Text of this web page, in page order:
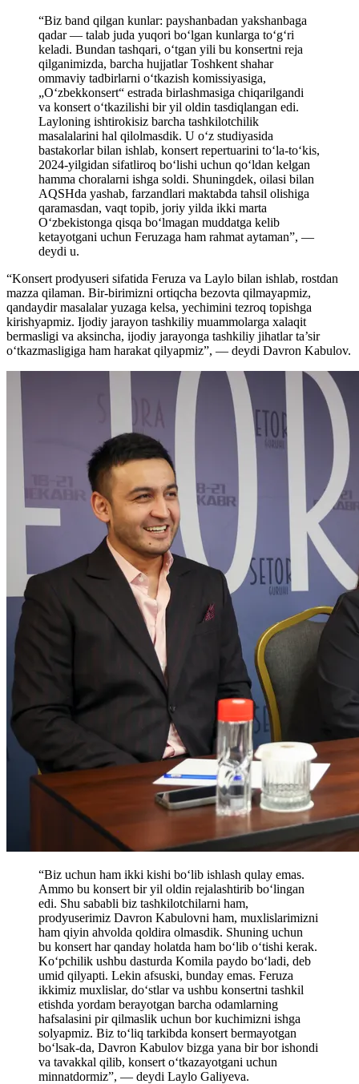
“Biz band qilgan kunlar: payshanbadan yakshanbaga
qadar — talab juda yuqori bo‘lgan kunlarga to‘g‘ri
keladi. Bundan tashqari, o‘tgan yili bu konsertni reja
qilganimizda, barcha hujjatlar Toshkent shahar
ommaviy tadbirlarni o‘tkazish komissiyasiga,
„O‘zbekkonsert“ estrada birlashmasiga chiqarilgandi
va konsert o‘tkazilishi bir yil oldin tasdiqlangan edi.
Layloning ishtirokisiz barcha tashkilotchilik
masalalarini hal qilolmasdik. U o‘z studiyasida
bastakorlar bilan ishlab, konsert repertuarini to‘la-to‘kis,
2024-yilgidan sifatliroq bo‘lishi uchun qo‘ldan kelgan
hamma choralarni ishga soldi. Shuningdek, oilasi bilan
AQSHda yashab, farzandlari maktabda tahsil olishiga
qaramasdan, vaqt topib, joriy yilda ikki marta
O‘zbekistonga qisqa bo‘lmagan muddatga kelib
ketayotgani uchun Feruzaga ham rahmat aytaman”, —
deydi u.
“Konsert prodyuseri sifatida Feruza va Laylo bilan ishlab, rostdan
mazza qilaman. Bir-birimizni ortiqcha bezovta qilmayapmiz,
qandaydir masalalar yuzaga kelsa, yechimini tezroq topishga
kirishyapmiz. Ijodiy jarayon tashkiliy muammolarga xalaqit
bermasligi va aksincha, ijodiy jarayonga tashkiliy jihatlar ta’sir
o‘tkazmasligiga ham harakat qilyapmiz”, — deydi Davron Kabulov.
“Biz uchun ham ikki kishi bo‘lib ishlash qulay emas.
Ammo bu konsert bir yil oldin rejalashtirib bo‘lingan
edi. Shu sababli biz tashkilotchilarni ham,
prodyuserimiz Davron Kabulovni ham, muxlislarimizni
ham qiyin ahvolda qoldira olmasdik. Shuning uchun
bu konsert har qanday holatda ham bo‘lib o‘tishi kerak.
Ko‘pchilik ushbu dasturda Komila paydo bo‘ladi, deb
umid qilyapti. Lekin afsuski, bunday emas. Feruza
ikkimiz muxlislar, do‘stlar va ushbu konsertni tashkil
etishda yordam berayotgan barcha odamlarning
hafsalasini pir qilmaslik uchun bor kuchimizni ishga
solyapmiz. Biz to‘liq tarkibda konsert bermayotgan
bo‘lsak-da, Davron Kabulov bizga yana bir bor ishondi
va tavakkal qilib, konsert o‘tkazayotgani uchun
minnatdormiz”, — deydi Laylo Galiyeva.